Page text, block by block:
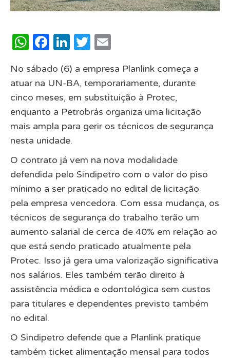
WhatsApp
Facebook
LinkedIn
Twitter
No sábado (6) a empresa Planlink começa a
atuar na UN-BA, temporariamente, durante
cinco meses, em substituição à Protec,
enquanto a Petrobrás organiza uma licitação
mais ampla para gerir os técnicos de segurança
nesta unidade.
O contrato já vem na nova modalidade
defendida pelo Sindipetro com o valor do piso
mínimo a ser praticado no edital de licitação
pela empresa vencedora. Com essa mudança, os
técnicos de segurança do trabalho terão um
aumento salarial de cerca de 40% em relação ao
que está sendo praticado atualmente pela
Protec. Isso já gera uma valorização significativa
nos salários. Eles também terão direito à
assistência médica e odontológica sem custos
para titulares e dependentes previsto também
no edital.
O Sindipetro defende que a Planlink pratique
também ticket alimentação mensal para todos